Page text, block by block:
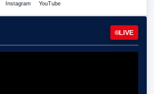
Instagram YouTube
LIVE